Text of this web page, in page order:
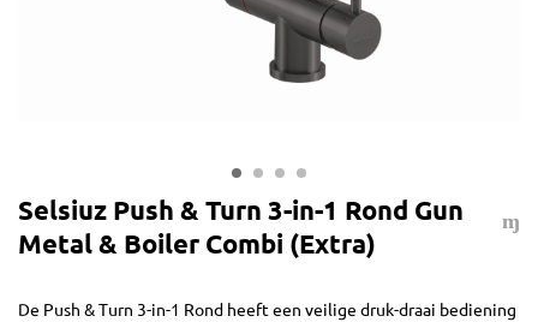
Selsiuz Push & Turn 3-in-1 Rond Gun
Metal & Boiler Combi (Extra)
De Push & Turn 3-in-1 Rond heeft een veilige druk-draai bediening